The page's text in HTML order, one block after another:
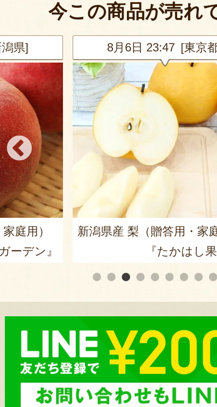
今この商品が売れ
県]
庭用）
ーデン』
8月6日 23:47 [東京
新潟県産 梨（贈答用・家
『たかはし